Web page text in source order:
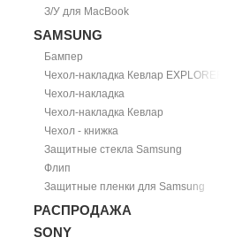
З/У для MacBook
SAMSUNG
Бампер
Чехол-накладка Кевлар EXPLORER
Чехол-накладка
Чехол-накладка Кевлар
Чехол - книжка
Защитные стекла Samsung
Флип
Защитные пленки для Samsung
РАСПРОДАЖА
SONY